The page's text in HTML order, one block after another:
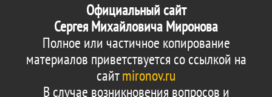
Официальный сайт
Сергея Михайловича Миронова
Полное или частичное копирование
материалов приветствуется со ссылкой на
сайтmironov.ru
В случае возникновения вопросов и